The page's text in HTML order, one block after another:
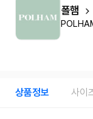
폴햄
상품정보 사이